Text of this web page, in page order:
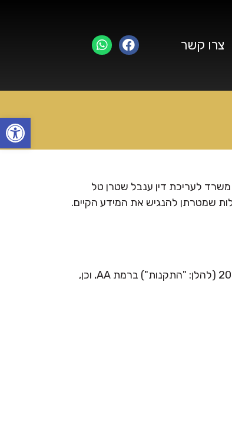
צרו קשר
ענבל שטרן טל
שמטרתן להנגיש את המידע הקיים.
אנו מקפידים ופועלים בהתאם בדרישות תקנות שיוויון זכויות לאנשים עם מוגבלות (התאמות נגישות לשירות), התשע"ג 2013 (להלן: "התקנות") ברמת AA, וכן,